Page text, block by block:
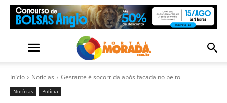
Início Notícias Gestante é socorrida após facada no peito
Notícias Polícia